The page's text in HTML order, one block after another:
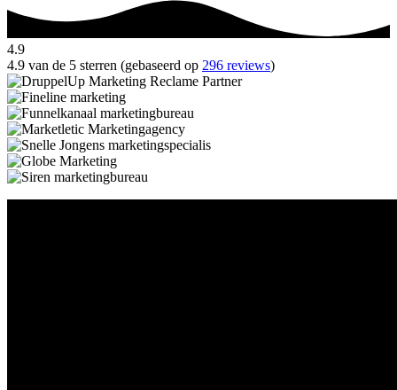
4.9
4.9 van de 5 sterren (gebaseerd op 296 reviews)